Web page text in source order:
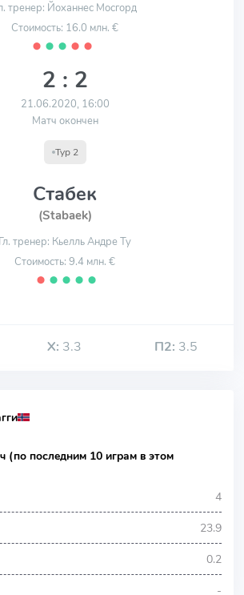
тренер: Йоханнес Мосгорд
Стоимость: 16.0 млн. €
⬤ ⬤ ⬤ ⬤ ⬤
2 : 2
21.06.2020, 16:00
Матч окончен
Тур 2
Стабек
(Stabaek)
Гл. тренер: Кьелль Андре Ту
Стоимость: 9.4 млн. €
⬤ ⬤ ⬤ ⬤ ⬤
Х: 3.3 П2: 3.5
(по последним 10 играм в этом
4
23.9
0.2
-